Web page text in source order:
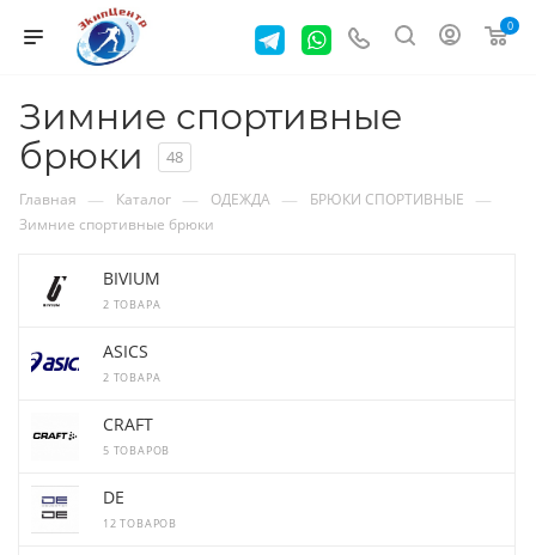
0
Зимние спортивные
брюки
48
Главная — Каталог — ОДЕЖДА — БРЮКИ СПОРТИВНЫЕ —
Зимние спортивные брюки
BIVIUM
2 ТОВАРА
ASICS
2 ТОВАРА
CRAFT
5 ТОВАРОВ
DE
12 ТОВАРОВ